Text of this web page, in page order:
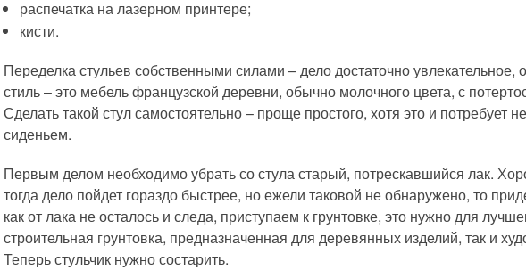
распечатка на лазерном принтере;
кисти.
Переделка стульев собственными силами – дело достаточно
стиль – это мебель французской деревни, обычно молочного цвета, с
Сделать такой стул самостоятельно – проще простого, хотя это и
сиденьем.
Первым делом необходимо убрать со стула старый, потрескавшийся лак.
тогда дело пойдет гораздо быстрее, но ежели таковой не обнаружено, то
как от лака не осталось и следа, приступаем к грунтовке, это нужно для
строительная грунтовка, предназначенная для деревянных изделий, так и
Теперь стульчик нужно состарить.